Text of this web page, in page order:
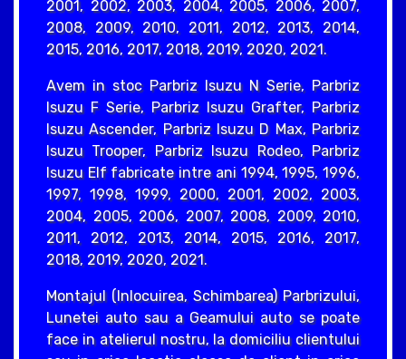
2001, 2002, 2003, 2004, 2005, 2006, 2007,
2008, 2009, 2010, 2011, 2012, 2013, 2014,
2015, 2016, 2017, 2018, 2019, 2020, 2021.
Avem in stoc Parbriz Isuzu N Serie, Parbriz
Isuzu F Serie, Parbriz Isuzu Grafter, Parbriz
Isuzu Ascender, Parbriz Isuzu D Max, Parbriz
Isuzu Trooper, Parbriz Isuzu Rodeo, Parbriz
Isuzu Elf fabricate intre ani 1994, 1995, 1996,
1997, 1998, 1999, 2000, 2001, 2002, 2003,
2004, 2005, 2006, 2007, 2008, 2009, 2010,
2011, 2012, 2013, 2014, 2015, 2016, 2017,
2018, 2019, 2020, 2021.
Montajul (Inlocuirea, Schimbarea) Parbrizului,
Lunetei auto sau a Geamului auto se poate
face in atelierul nostru, la domiciliu clientului